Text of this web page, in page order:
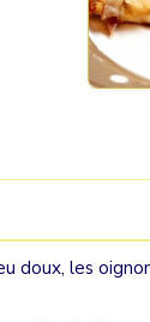
doux, les